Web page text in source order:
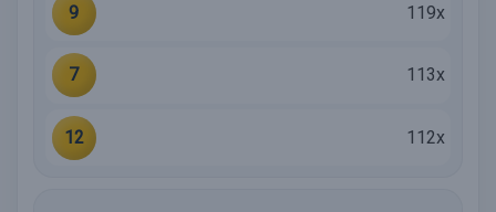
9 119x
7 113x
12 112x